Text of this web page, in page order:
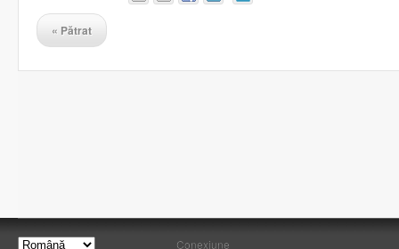
« Pătrat
Conexiune